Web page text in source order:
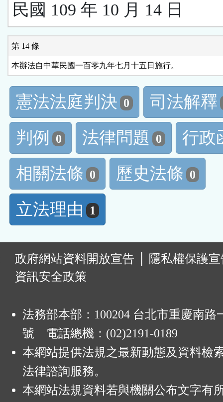
民國 109 年 10 月 14 日
第 14 條
本辦法自中華民國一百零九年七月十五日施行。
憲法法庭判決 0
司法解釋
判例
0 法律問題 0
行政
相關法條 0 歷史法條 0
立法理由 1
政府網站資料開放宣告
隱私權保護
資訊安全政策
法務部本部：100204 台北市重慶南路
號 電話總機：(02)2191-0189
本網站提供法規之最新動態及資料檢
法律諮詢服務。
本網站法規資料若與機關公布文字有